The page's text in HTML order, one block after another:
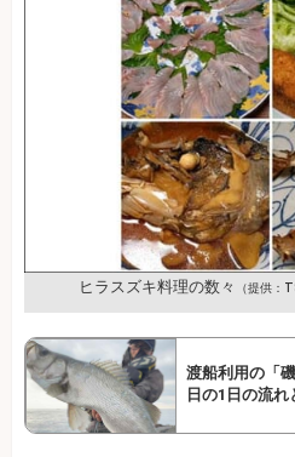
ヒラスズキ料理の数々 （提供：
渡船利用の「
日の1日の流れ